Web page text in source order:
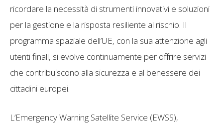
ricordare la necessità di strumenti innovativi e soluzioni
per la gestione e la risposta resiliente al rischio. Il
programma spaziale dell’UE, con la sua attenzione agli
utenti finali, si evolve continuamente per offrire servizi
che contribuiscono alla sicurezza e al benessere dei
cittadini europei.
L’Emergency Warning Satellite Service (EWSS),